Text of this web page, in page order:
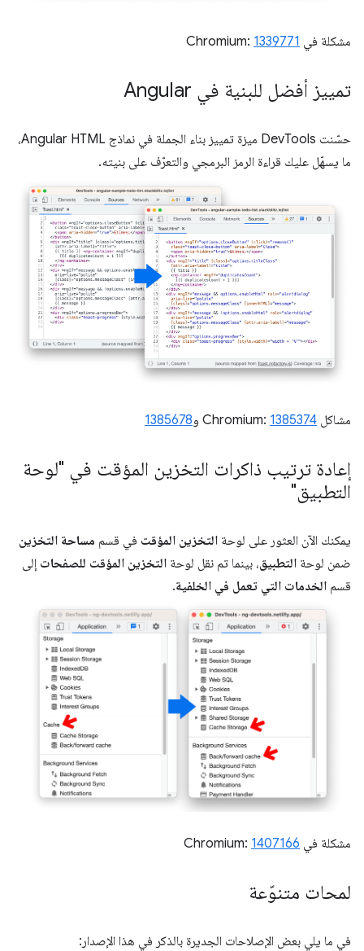
مشكلة في Chromium: 1339771
تمييز أفضل للبنية في Angular
حسّنت DevTools ميزة تمييز بناء الجملة في نماذج Angular HTML،
ما يسهّل عليك قراءة الرمز البرمجي والتعرّف على بنيته.
مشاكل Chromium: 1385374 و1385678
إعادة ترتيب ذاكرات التخزين المؤقت في "لوحة
التطبيق"
يمكنك الآن العثور على لوحة التخزين المؤقت في قسم مساحة التخزين
ضمن لوحة التطبيق، بينما تم نقل لوحة التخزين المؤقت للصفحات إلى
قسم الخدمات التي تعمل في الخلفية.
مشكلة في Chromium: 1407166
لمحات متنوّعة
في ما يلي بعض الإصلاحات الجديرة بالذكر في هذا الإصدار: